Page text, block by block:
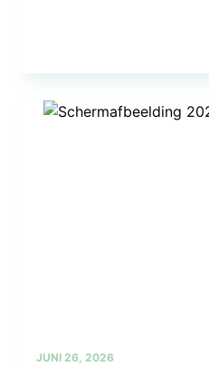
JUNI 26, 2026